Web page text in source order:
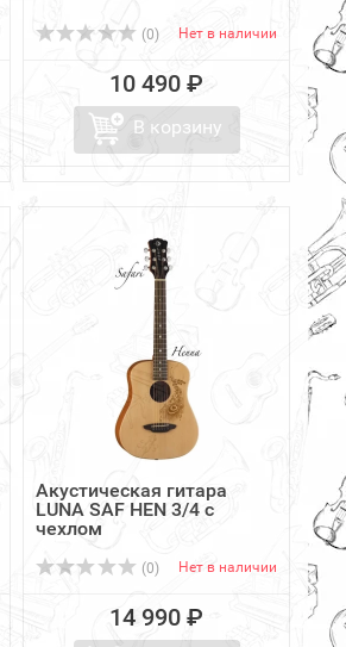
(0) Нет в наличии
10 490 ₽
В корзину
Акустическая гитара
LUNA SAF HEN 3/4 с
чехлом
(0) Нет в наличии
14 990 ₽